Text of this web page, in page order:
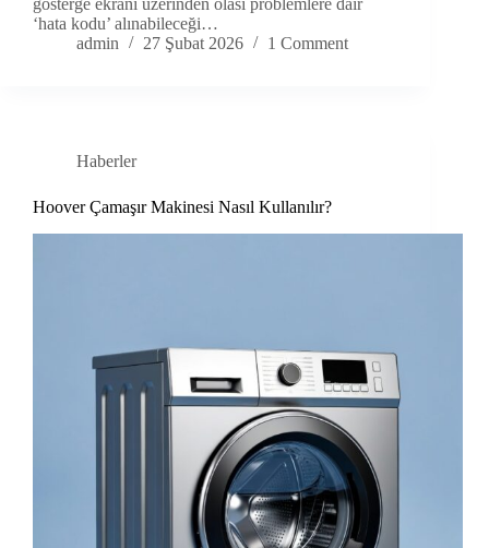
gösterge ekranı üzerinden olası problemlere dair
‘hata kodu’ alınabileceği…
admin
27 Şubat 2026 1 Comment
Haberler
Hoover Çamaşır Makinesi Nasıl Kullanılır?